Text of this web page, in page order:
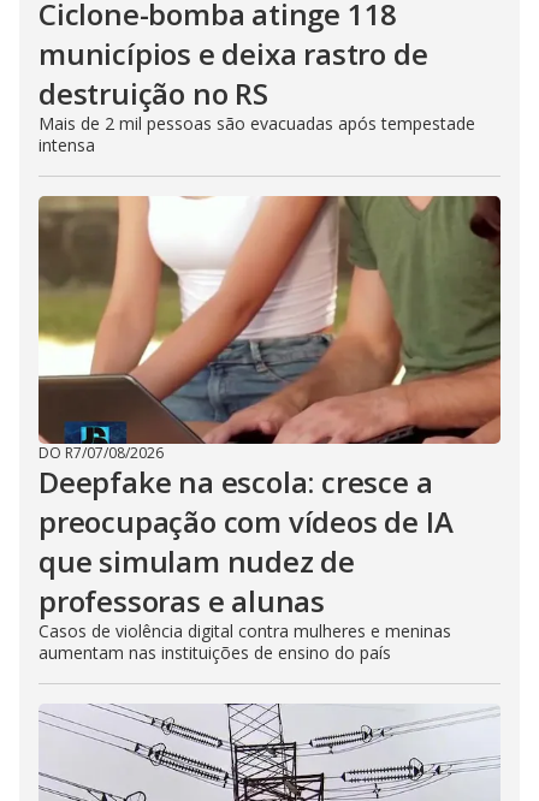
Ciclone-bomba atinge 118
municípios e deixa rastro de
destruição no RS
Mais de 2 mil pessoas são evacuadas após tempestade
intensa
DO R7/07/08/2026
Deepfake na escola: cresce a
preocupação com vídeos de IA
que simulam nudez de
professoras e alunas
Casos de violência digital contra mulheres e meninas
aumentam nas instituições de ensino do país